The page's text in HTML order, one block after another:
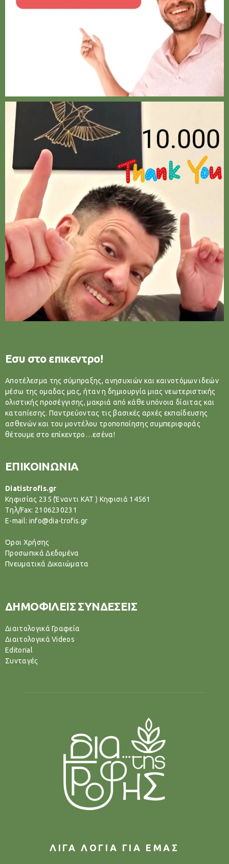
Εσυ στο επικεντρο!
Αποτέλεσμα της σύμπραξης, ανησυχιών και καινοτόμων ιδεών
μέσω της ομαδας μας, ήταν η δημιουργία μιας νεωτεριστικής
ολιστικής προσέγγισης, μακριά από κάθε υπόνοια δίαιτας και
καταπίεσης. Παντρεύοντας τις βασικές αρχές εκπαίδευσης
ασθενών και του μοντέλου τροποποίησης συμπεριφοράς
θέτουμε στο επίκεντρο…εσένα!
ΕΠΙΚΟΙΝΩΝΙΑ
Diatistrofis.gr
Κηφισίας 235 (Έναντι ΚΑΤ ) Κηφισιά 14561
Tηλ/Fax: 2106230231
E-mail: info@dia-trofis.gr
Όροι Χρήσης
Προσωπικά Δεδομένα
Πνευματικά Δικαιώματα
ΔΗΜΟΦΙΛΕΙΣ ΣΥΝΔΕΣΕΙΣ
Διαιτολογικά Γραφεία
Διαιτολογικά Videos
Editorial
Συνταγές
ΛΙΓΑ ΛΟΓΙΑ ΓΙΑ ΕΜΑΣ